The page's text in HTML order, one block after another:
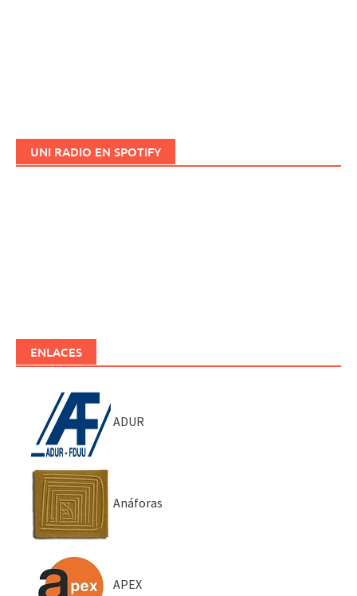
UNI RADIO EN SPOTIFY
ENLACES
ADUR
Anáforas
APEX